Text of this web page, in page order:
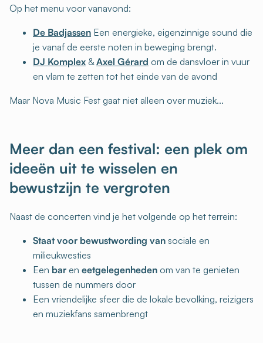
Op het menu voor vanavond:
De Badjassen Een energieke, eigenzinnige sound die
je vanaf de eerste noten in beweging brengt.
DJ Komplex &Axel Gérard om de dansvloer in vuur
en vlam te zetten tot het einde van de avond
Maar Nova Music Fest gaat niet alleen over muziek...
Meer dan een festival: een plek om
ideeën uit te wisselen en
bewustzijn te vergroten
Naast de concerten vind je het volgende op het terrein:
Staat voor bewustwording van sociale en
milieukwesties
Een bar en eetgelegenheden om van te genieten
tussen de nummers door
Een vriendelijke sfeer die de lokale bevolking, reizigers
en muziekfans samenbrengt